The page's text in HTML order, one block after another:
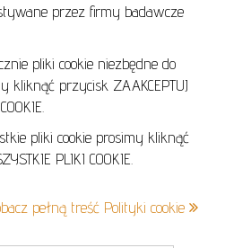
przez firmy badawcze
pliki cookie niezbędne do
kliknąć przycisk ZAAKCEPTUJ
pliki cookie prosimy kliknąć
PLIKI COOKIE.
pełną treść Polityki cookie
605 240 157